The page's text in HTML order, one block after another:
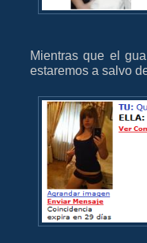
Mientras que el
estaremos a salvo